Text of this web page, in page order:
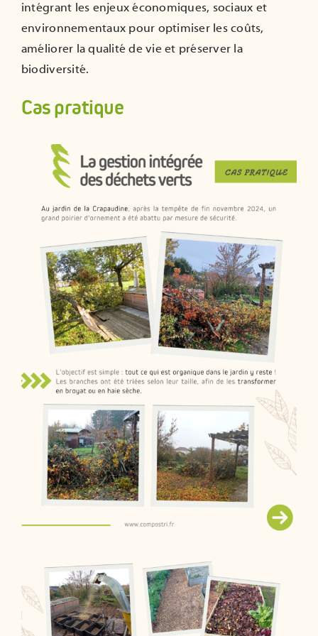
intégrant les enjeux économiques, sociaux et
environnementaux pour optimiser les coûts,
améliorer la qualité de vie et préserver la
biodiversité.
Cas pratique